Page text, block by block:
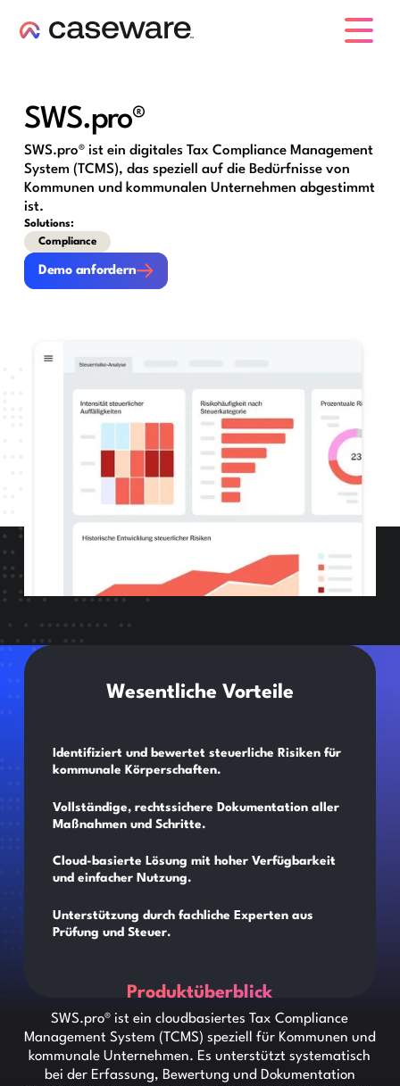
SWS.pro®
SWS.pro® ist ein digitales Tax Compliance Management
System (TCMS), das speziell auf die Bedürfnisse von
Kommunen und kommunalen Unternehmen abgestimmt
ist.
Solutions:
Compliance
Demo anfordern
Demo anfordern
Wesentliche Vorteile
Identifiziert und bewertet steuerliche Risiken für
kommunale Körperschaften.
Vollständige, rechtssichere Dokumentation aller
Maßnahmen und Schritte.
Cloud-basierte Lösung mit hoher Verfügbarkeit
und einfacher Nutzung.
Unterstützung durch fachliche Experten aus
Prüfung und Steuer.
Produktüberblick
SWS.pro® ist ein cloudbasiertes Tax Compliance
Management System (TCMS) speziell für Kommunen und
kommunale Unternehmen. Es unterstützt systematisch
bei der Erfassung, Bewertung und Dokumentation